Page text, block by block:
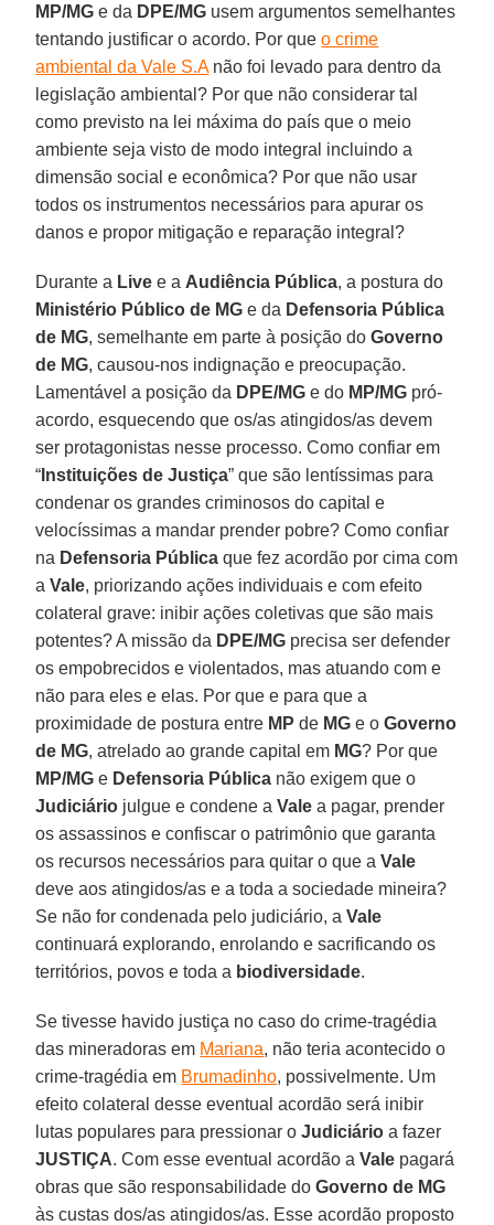
MP/MG e da DPE/MG usem argumentos semelhantes
tentando justificar o acordo. Por queo crime
ambiental da Vale S.Anão foi levado para dentro da
legislação ambiental? Por que não considerar tal
como previsto na lei máxima do país que o meio
ambiente seja visto de modo integral incluindo a
dimensão social e econômica? Por que não usar
todos os instrumentos necessários para apurar os
danos e propor mitigação e reparação integral?
Durante a Live e a Audiência Pública, a postura do
Ministério Público de MG e da Defensoria Pública
de MG, semelhante em parte à posição doGoverno
de MG, causou-nos indignação e preocupação.
Lamentável a posição da DPE/MG e do MP/MG pró-
acordo, esquecendo que os/as atingidos/as devem
ser protagonistas nesse processo. Como confiar em
“ Instituições de Justiça” que são lentíssimas para
condenar os grandes criminosos do capital e
velocíssimas a mandar prender pobre? Como confiar
na Defensoria Pública que fez acordão por cima com
aVale, priorizando ações individuais e com efeito
colateral grave: inibir ações coletivas que são mais
potentes? A missão da DPE/MG precisa ser defender
os empobrecidos e violentados, mas atuando com e
não para eles e elas. Por que e para que a
proximidade de postura entre MP de MG e oGoverno
de MG, atrelado ao grande capital em MG? Por que
MP/MG e Defensoria Pública não exigem que o
Judiciário julgue e condene aVale a pagar, prender
os assassinos e confiscar o patrimônio que garanta
os recursos necessários para quitar o que aVale
deve aos atingidos/as e a toda a sociedade mineira?
Se não for condenada pelo judiciário, aVale
continuará explorando, enrolando e sacrificando os
territórios, povos e toda a biodiversidade.
Se tivesse havido justiça no caso do crime-tragédia
das mineradoras em Mariana, não teria acontecido o
crime-tragédia em Brumadinho, possivelmente. Um
efeito colateral desse eventual acordão será inibir
lutas populares para pressionar oJudiciário a fazer
JUSTIÇA. Com esse eventual acordão aVale pagará
obras que são responsabilidade do Governo de MG
às custas dos/as atingidos/as. Esse acordão proposto